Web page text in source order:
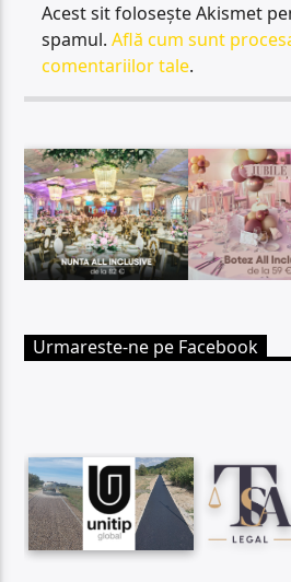
Acest sit folosește Akismet
spamul.Află cum sunt
comentariilor tale.
Urmareste-ne pe Facebook